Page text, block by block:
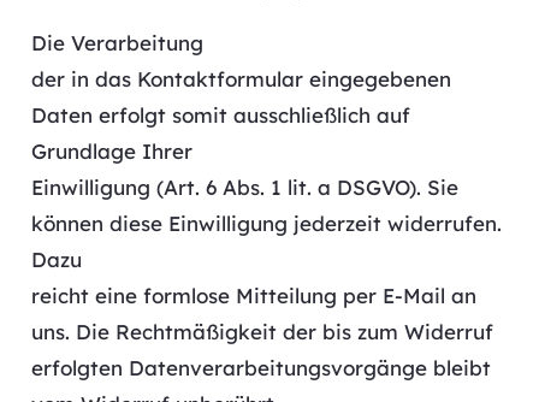
Die Verarbeitung
der in das Kontaktformular eingegebenen
Daten erfolgt somit ausschließlich auf
Grundlage Ihrer
Einwilligung (Art. 6 Abs. 1 lit. a DSGVO). Sie
können diese Einwilligung jederzeit widerrufen.
Dazu
reicht eine formlose Mitteilung per E-Mail an
uns. Die Rechtmäßigkeit der bis zum Widerruf
erfolgten Datenverarbeitungsvorgänge bleibt